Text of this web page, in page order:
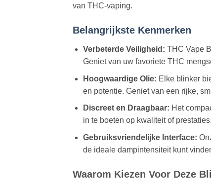
van THC-vaping.
Belangrijkste Kenmerken
Verbeterde Veiligheid: THC Vape
Geniet van uw favoriete THC
Hoogwaardige Olie: Elke blinker
en potentie. Geniet van een rijke,
Discreet en Draagbaar: Het
in te boeten op kwaliteit of prestaties.
Gebruiksvriendelijke Interface:
de ideale dampintensiteit kunt
Waarom Kiezen Voor Deze